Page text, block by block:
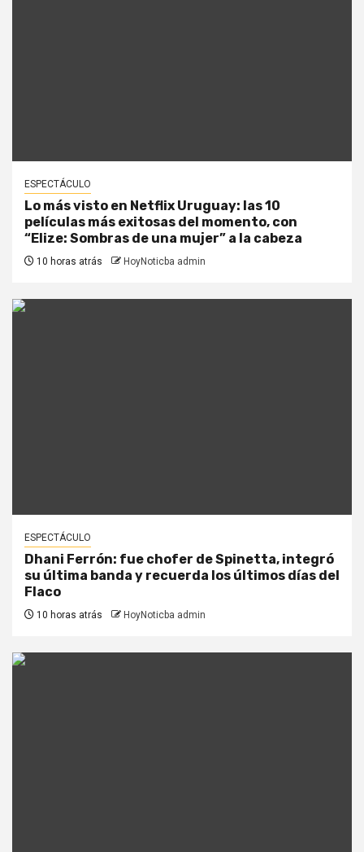
ESPECTÁCULO
Lo más visto en Netflix Uruguay: las 10
películas más exitosas del momento, con
“Elize: Sombras de una mujer” a la cabeza
10 horas atrás HoyNoticba admin
ESPECTÁCULO
Dhani Ferrón: fue chofer de Spinetta, integró
su última banda y recuerda los últimos días del
Flaco
10 horas atrás HoyNoticba admin